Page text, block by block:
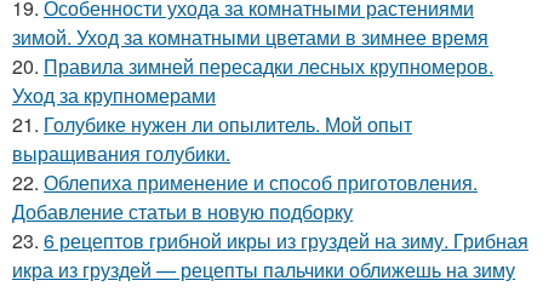
19. Особенности ухода за комнатными растениями
зимой. Уход за комнатными цветами в зимнее время
20. Правила зимней пересадки лесных крупномеров.
Уход за крупномерами
21. Голубике нужен ли опылитель. Мой опыт
выращивания голубики.
22. Облепиха применение и способ приготовления.
Добавление статьи в новую подборку
23. 6 рецептов грибной икры из груздей на зиму. Грибная
икра из груздей — рецепты пальчики оближешь на зиму